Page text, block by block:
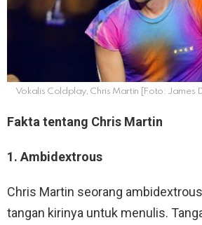
Vokalis Coldplay, Chris Martin [Foto: James
Fakta tentang Chris Martin
1. Ambidextrous
Chris Martin seorang
tangan kirinya untuk menulis.